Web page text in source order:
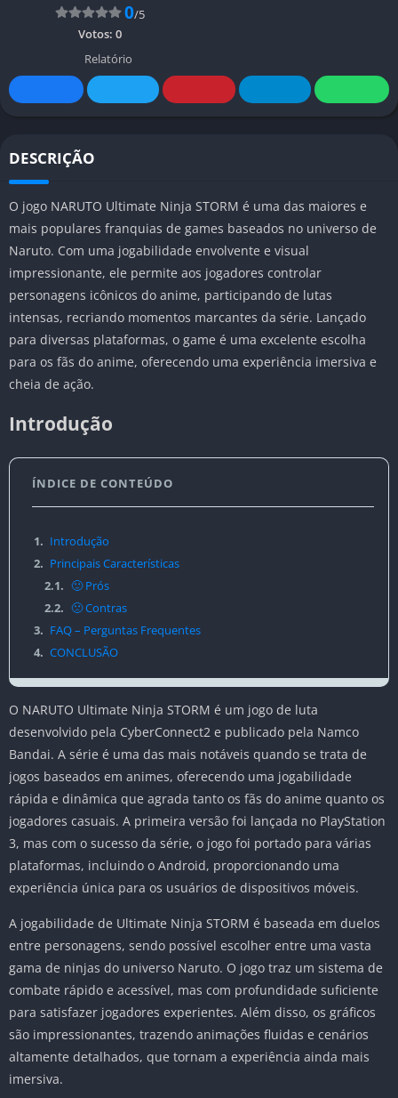
0/5
Votos: 0
Relatório
DESCRIÇÃO
O jogo NARUTO Ultimate Ninja STORM é uma das maiores e
mais populares franquias de games baseados no universo de
Naruto. Com uma jogabilidade envolvente e visual
impressionante, ele permite aos jogadores controlar
personagens icônicos do anime, participando de lutas
intensas, recriando momentos marcantes da série. Lançado
para diversas plataformas, o game é uma excelente escolha
para os fãs do anime, oferecendo uma experiência imersiva e
cheia de ação.
Introdução
ÍNDICE DE CONTEÚDO
1. Introdução
2. Principais Características
2.1. 🙂 Prós
2.2. 🙁 Contras
3. FAQ – Perguntas Frequentes
4. CONCLUSÃO
O NARUTO Ultimate Ninja STORM é um jogo de luta
desenvolvido pela CyberConnect2 e publicado pela Namco
Bandai. A série é uma das mais notáveis quando se trata de
jogos baseados em animes, oferecendo uma jogabilidade
rápida e dinâmica que agrada tanto os fãs do anime quanto os
jogadores casuais. A primeira versão foi lançada no PlayStation
3, mas com o sucesso da série, o jogo foi portado para várias
plataformas, incluindo o Android, proporcionando uma
experiência única para os usuários de dispositivos móveis.
A jogabilidade de Ultimate Ninja STORM é baseada em duelos
entre personagens, sendo possível escolher entre uma vasta
gama de ninjas do universo Naruto. O jogo traz um sistema de
combate rápido e acessível, mas com profundidade suficiente
para satisfazer jogadores experientes. Além disso, os gráficos
são impressionantes, trazendo animações fluidas e cenários
altamente detalhados, que tornam a experiência ainda mais
imersiva.